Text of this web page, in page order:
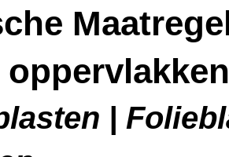
oppervlakken
|